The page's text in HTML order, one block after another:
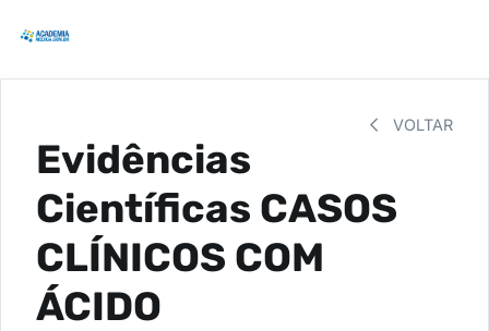
VOLTAR
Evidências
Científicas CASOS
CLÍNICOS COM
ÁCIDO